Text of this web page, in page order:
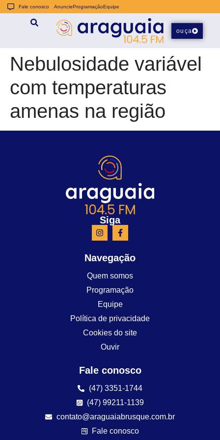
Fale conosco AnuncieProgramaçãoEquipe
ouça
Nebulosidade variável
com temperaturas
amenas na região
Siga
Navegação
Quem somos
Programação
Equipe
Política de privacidade
Cookies do site
Ouvir
Fale conosco
(47) 3351-1744
(47) 99211-1139
contato@araguaiabrusque.com.br
Fale conosco